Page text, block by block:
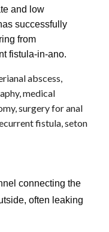
and low
successfully
from
fistula-in-ano.
abscess,
medical
surgery for anal
fistula, seton
connecting the
often leaking